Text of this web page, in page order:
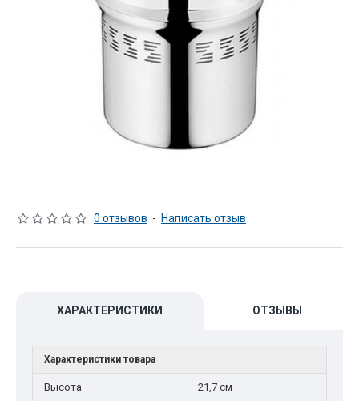
0 отзывов - Написать отзыв
ХАРАКТЕРИСТИКИ ОТЗЫВЫ
Характеристики товара
Высота 21,7 см